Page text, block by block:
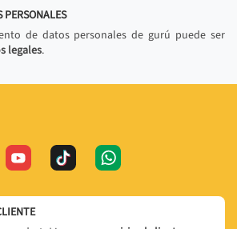
PERSONALES
de datos personales de gurú puede ser
legales.